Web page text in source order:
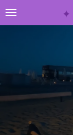
Ga
direct
✦